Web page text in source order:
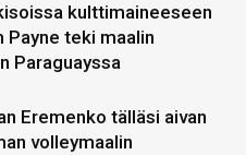
kulttimaineeseen
Payne teki maalin
Paraguayssa
Eremenko tälläsi aivan
volleymaalin